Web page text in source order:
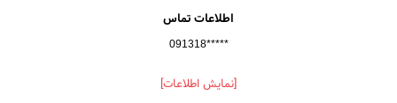
اطلاعات تماس
091318*****
[نمایش اطلاعات]